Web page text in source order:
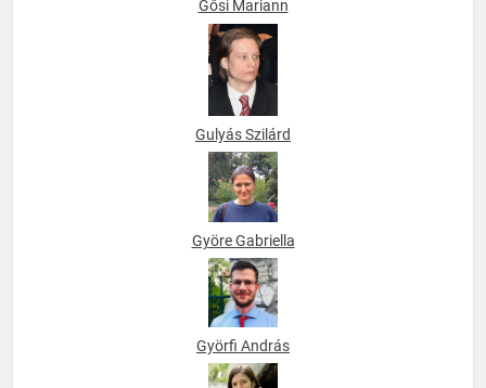
Gősi Mariann
Gulyás Szilárd
Györe Gabriella
Györfi András